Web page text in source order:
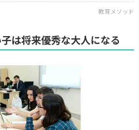
教育メソッド
は将来優秀な大人になる